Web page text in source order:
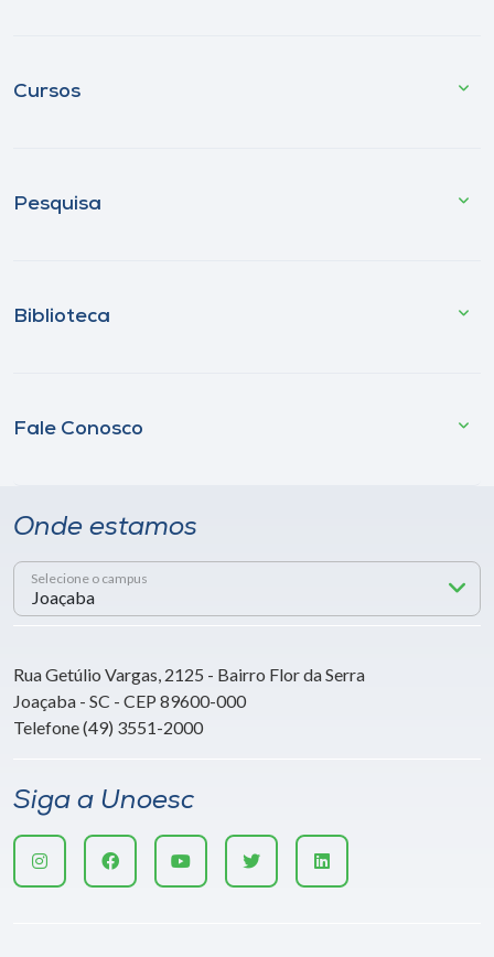
Cursos
Pesquisa
Biblioteca
Fale Conosco
Onde estamos
Selecione o campus
Rua Getúlio Vargas, 2125 - Bairro Flor da Serra
Joaçaba - SC - CEP 89600-000
Telefone (49) 3551-2000
Siga a Unoesc